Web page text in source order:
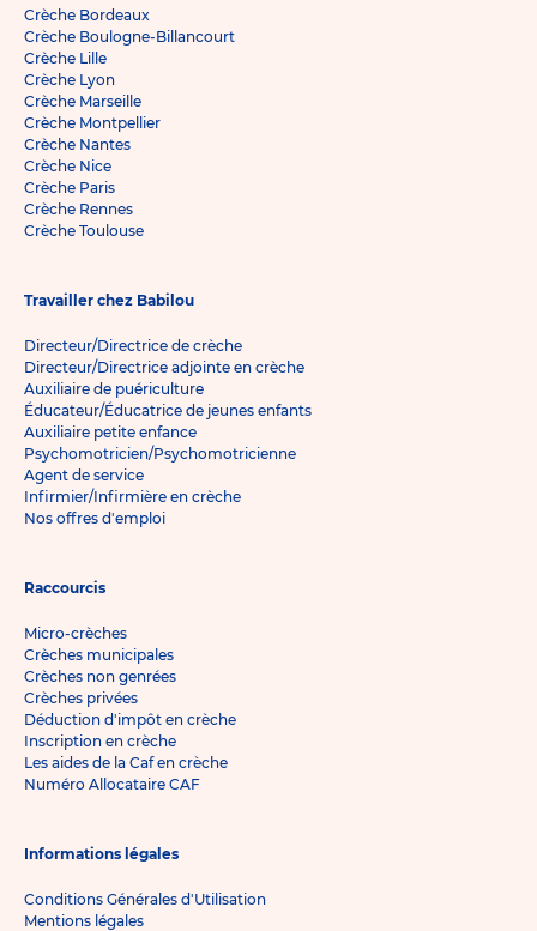
Crèche Bordeaux
Crèche Boulogne-Billancourt
Crèche Lille
Crèche Lyon
Crèche Marseille
Crèche Montpellier
Crèche Nantes
Crèche Nice
Crèche Paris
Crèche Rennes
Crèche Toulouse
Travailler chez Babilou
Directeur/Directrice de crèche
Directeur/Directrice adjointe en crèche
Auxiliaire de puériculture
Éducateur/Éducatrice de jeunes enfants
Auxiliaire petite enfance
Psychomotricien/Psychomotricienne
Agent de service
Infirmier/Infirmière en crèche
Nos offres d'emploi
Raccourcis
Micro-crèches
Crèches municipales
Crèches non genrées
Crèches privées
Déduction d'impôt en crèche
Inscription en crèche
Les aides de la Caf en crèche
Numéro Allocataire CAF
Informations légales
Conditions Générales d'Utilisation
Mentions légales